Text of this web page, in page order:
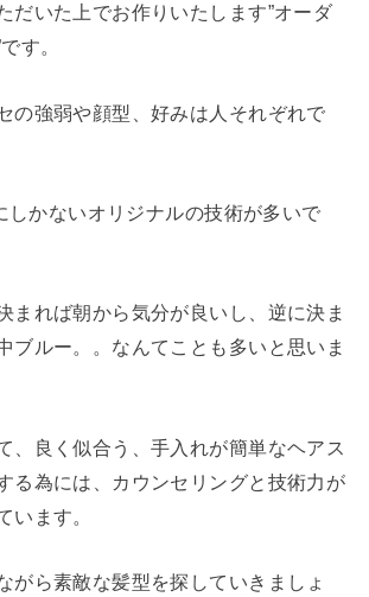
だいた上でお作りいたします”オーダ
す。
の強弱や顔型、好みは人それぞれで
しかないオリジナルの技術が多いで
まれば朝から気分が良いし、逆に決ま
ブルー。。なんてことも多いと思いま
、良く似合う、手入れが簡単なヘアス
る為には、カウンセリングと技術力が
います。
がら素敵な髪型を探していきましょ